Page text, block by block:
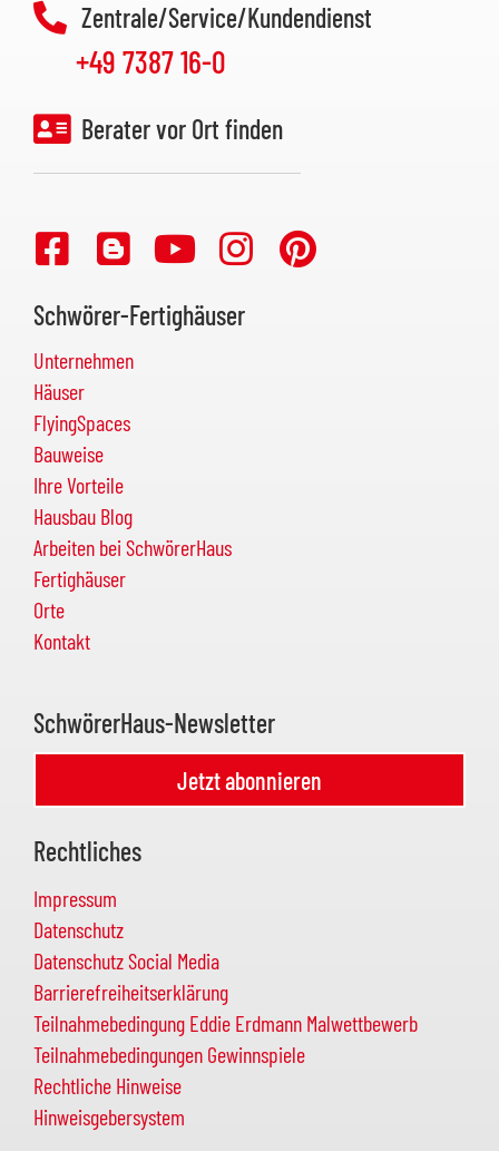
Zentrale/Service/Kundendienst
+49 7387 16-0
Berater vor Ort finden
Schwörer-Fertighäuser
Unternehmen
Häuser
FlyingSpaces
Bauweise
Ihre Vorteile
Hausbau Blog
Arbeiten bei SchwörerHaus
Fertighäuser
Orte
Kontakt
SchwörerHaus-Newsletter
Jetzt abonnieren
Rechtliches
Impressum
Datenschutz
Datenschutz Social Media
Barrierefreiheitserklärung
Teilnahmebedingung Eddie Erdmann Malwettbewerb
Teilnahmebedingungen Gewinnspiele
Rechtliche Hinweise
Hinweisgebersystem